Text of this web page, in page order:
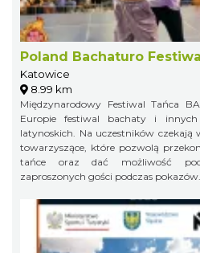
Poland Bachaturo Festiwal
Katowice
8.99 km
Międzynarodowy Festiwal Tańca
Europie festiwal bachaty i
latynoskich. Na uczestników
towarzyszące, które pozwolą
tańce oraz dać możliwość
zaproszonych gości podczas pokazów.